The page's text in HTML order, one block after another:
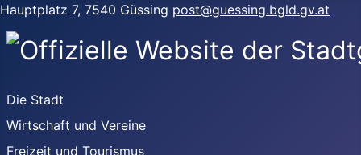
Hauptplatz 7, 7540 Güssing post@guessing.bgld.gv.at
Die Stadt
Wirtschaft und Vereine
Freizeit und Tourismus